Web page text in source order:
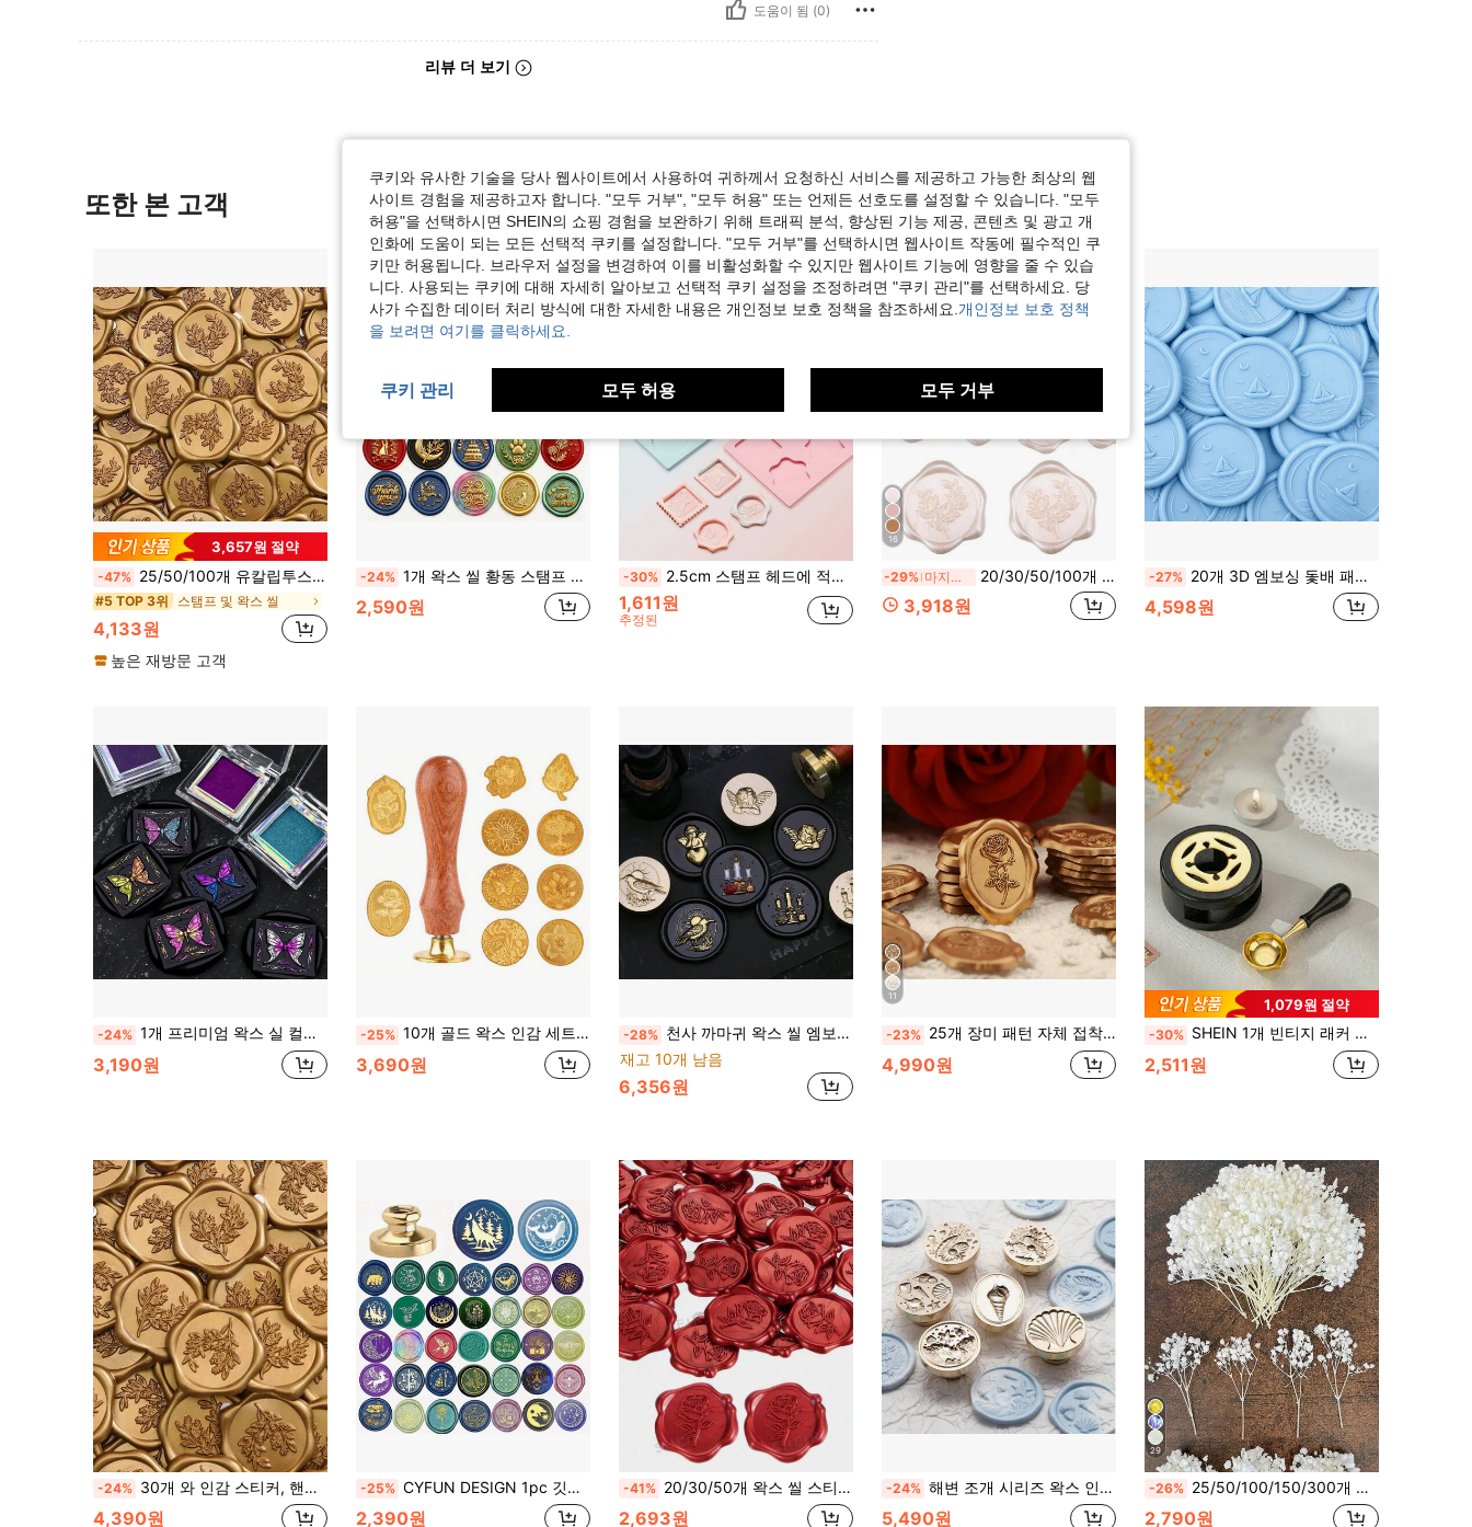
도움이 됨 (0)
리뷰 더 보기
또한 본 고객
3,657원 절약
-47% 25/50/100개 유칼립투스/장미/하트/커플 반지 패턴 왁스 씰 스티커, 수제 봉투 씰링 자체 접착 왁스 씰 스티커, 유칼립투스 웨딩 초대장 봉투 씰링 스티커, 초대장, 크리스마스, 선물 포장, 파티, 결혼식 등에 적합합니다.
#5 TOP 3위 스탬프 및 왁스 씰
4,133원
높은 재방문 고객
-24% 1개 왁스 씰 황동 스탬프 헤드 핸들 없음 빈티지 고양이/달/민들레/코끼리 패턴 분리형 씰 스탬프 헤드 웨딩 초대장 봉투 선물 포장용
2,590원
-30% 2.5cm 스탬프 헤드에 적합한 왁스 인감 스탬프 용 1pc 씰링 왁스 비즈 고정 도구
1,611원
추정된
16
-29% 마지막 3일 20/30/50/100개 왁스 씰 스티커, 청첩장 봉투 밀봉 스티커, 자체 접착 봉투 씰, 결혼식, 초대장, 봉투, 선물 포장, 크리스마스에 적합
3,918원
-27% 20개 3D 엠보싱 돛배 패턴 자가 접착식 왁스 실 스티커, 선물, 결혼식 초대장, 봉투 밀봉에 적합 - 블루
4,598원
-24% 1개 프리미엄 왁스 실 컬러링 페이스트와 브러시 - 왁스 실 컬러링을 위한 고체 진주 색 파우더, 왁스 실 컬러링 도구, 다양한 색상 제공
3,190원
-25% 10개 골드 왁스 인감 세트] 나무 손잡이가 있는 10개 골드 왁스 인감 세트, 레터, 그리팅 카드, 선물 장식용 다양한 패턴의 금속 인감 왁스 스탬프 키트
3,690원
-28% 천사 까마귀 왁스 씰 엠보싱 시리즈 왁스 씰 순수 구리 스탬프 - 연애 편지, 초대장, 휴일 카드, 일기, 스크랩북, DIY 공예에 완벽하게 적합
재고 10개 남음
6,356원
11
-23% 25개 장미 패턴 자체 접착식 왁스 실 스티커, 선물, 결혼식 초대장, 봉투 밀봉에 적합
4,990원
1,079원 절약
-30% SHEIN 1개 빈티지 래커 화로 & 도장 세트 - 학교 개학
2,511원
-24% 30개 와 인감 스티커, 핸드메이드 봉투 씰 자가 접착식 왁스 스티커, 유칼립투스 웨딩 초대장 봉투 씰 스티커, 초대장, 크리스마스, 선물 포장, 파티, 웨딩 파티, 봉투에 완벽합니다.
4,390원
-25% CYFUN DESIGN 1pc 깃털/늑대/벌새/달/불꽃/제비 왁스 인감 부분 브라스 스탬프 헤드 비 목재 손잡이 빈티지 브라스 분리형 인감 스탬프 결혼식 파티 초대장 봉투 카드 기프트 포장용
2,390원
-41% 20/30/50개 왁스 씰 스티커, 웨딩 초대장 봉투 씰링 스티커, 자체 접착 봉투 씰링 스티커, 결혼식, 초대장, 봉투, 선물 포장, 크리스마스 및 기타 행사에 적합합니다.
2,693원
-24% 해변 조개 시리즈 왁스 인장 스탬프 - 봉투, 결혼 초대장, 파티 초대장, 선물 포장, 카드, 스크랩북, DIY 핸디크래프트 및 실란트 왁스에 적합합니다
5,490원
29
-26% 25/50/100/150/300개 미니 안개꽃 및 기타 인조 꽃 - 예술 및 공예, 헤어 액세서리, 웨딩 화환, 테이블 꽃, 홈 데코 등, 보헤미안 시크
2,790원
쿠키와 유사한 기술을 당사 웹사이트에서 사용하여 귀하께서 요청하신 서비스를 제공하고 가능한 최상의 웹
사이트 경험을 제공하고자 합니다. "모두 거부", "모두 허용" 또는 언제든 선호도를 설정할 수 있습니다. "모두
허용"을 선택하시면 SHEIN의 쇼핑 경험을 보완하기 위해 트래픽 분석, 향상된 기능 제공, 콘텐츠 및 광고 개
인화에 도움이 되는 모든 선택적 쿠키를 설정합니다. "모두 거부"를 선택하시면 웹사이트 작동에 필수적인 쿠
키만 허용됩니다. 브라우저 설정을 변경하여 이를 비활성화할 수 있지만 웹사이트 기능에 영향을 줄 수 있습
니다. 사용되는 쿠키에 대해 자세히 알아보고 선택적 쿠키 설정을 조정하려면 "쿠키 관리"를 선택하세요. 당
사가 수집한 데이터 처리 방식에 대한 자세한 내용은 개인정보 보호 정책을 참조하세요. 개인정보 보호 정책
을 보려면 여기를 클릭하세요.
쿠키 관리 모두 허용 모두 거부